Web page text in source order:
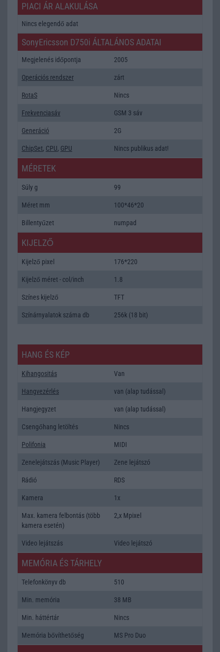
PIACI ÁR ALAKULÁSA
Nincs elegendő adat
SonyEricsson D750i ÁLTALÁNOS ADATAI
Megjelenés időpontja 2005
Operációs rendszer zárt
RotaS Nincs
Frekvenciasáv GSM 3 sáv
Generáció 2G
ChipSet, CPU, GPU Nincs publikus adat!
MÉRETEK
Súly g 99
Méret mm 100*46*20
Billentyűzet numpad
KIJELZŐ
Kijelző pixel 176*220
Kijelző méret - col/inch 1.8
Színes kijelző TFT
Színárnyalatok száma db 256k (18 bit)
HANG ÉS KÉP
Kihangositás Van
Hangvezérlés van (alap tudással)
Hangjegyzet van (alap tudással)
Csengőhang letöltés Nincs
Polifonia MIDI
Zenelejátszás (Music Player) Zene lejátszó
Rádió RDS
Kamera 1x
Max. kamera felbontás (több
kamera esetén)
2,x Mpixel
Video lejátszás Video lejátszó
MEMÓRIA ÉS TÁRHELY
Telefonkönyv db 510
Min. memória 38 MB
Min. háttértár Nincs
Memória bővíthetőség MS Pro Duo